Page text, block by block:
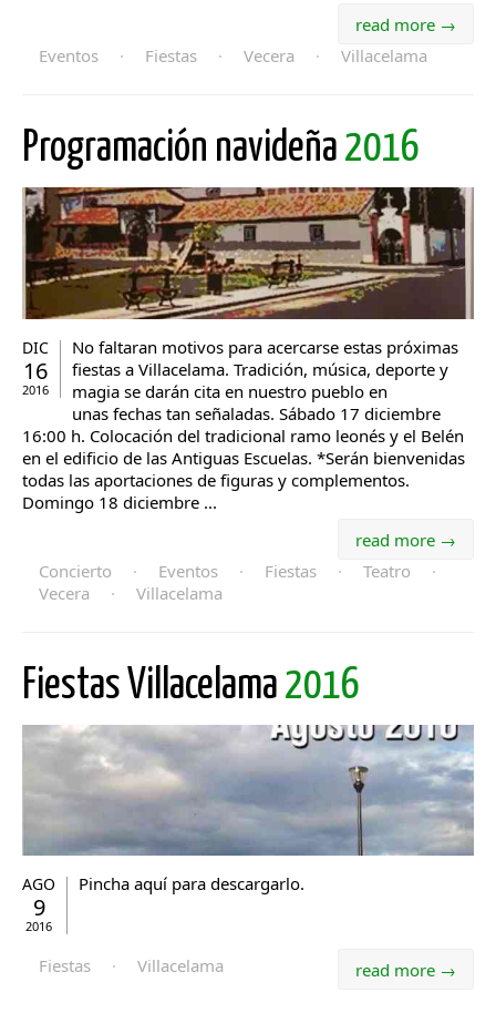
read more →
Eventos
· Fiestas · Vecera · Villacelama
Programación navideña 2016
DIC
16
2016
No faltaran motivos para acercarse estas próximas
fiestas a Villacelama. Tradición, música, deporte y
magia se darán cita en nuestro pueblo en
unas fechas tan señaladas. Sábado 17 diciembre
16:00 h. Colocación del tradicional ramo leonés y el Belén
en el edificio de las Antiguas Escuelas. *Serán bienvenidas
todas las aportaciones de figuras y complementos.
Domingo 18 diciembre ...
read more →
Concierto
· Eventos · Fiestas · Teatro
·
Vecera
· Villacelama
Fiestas Villacelama 2016
AGO
9
2016
Pincha aquí para descargarlo.
read more →
Fiestas · Villacelama